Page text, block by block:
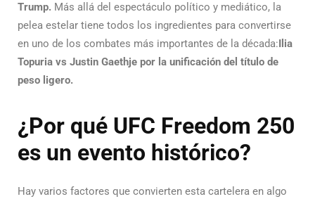
Trump. Más allá del espectáculo político y mediático, la
pelea estelar tiene todos los ingredientes para convertirse
en uno de los combates más importantes de la década: Ilia
Topuria vs Justin Gaethje por la unificación del título de
peso ligero.
¿Por qué UFC Freedom 250
es un evento histórico?
Hay varios factores que convierten esta cartelera en algo